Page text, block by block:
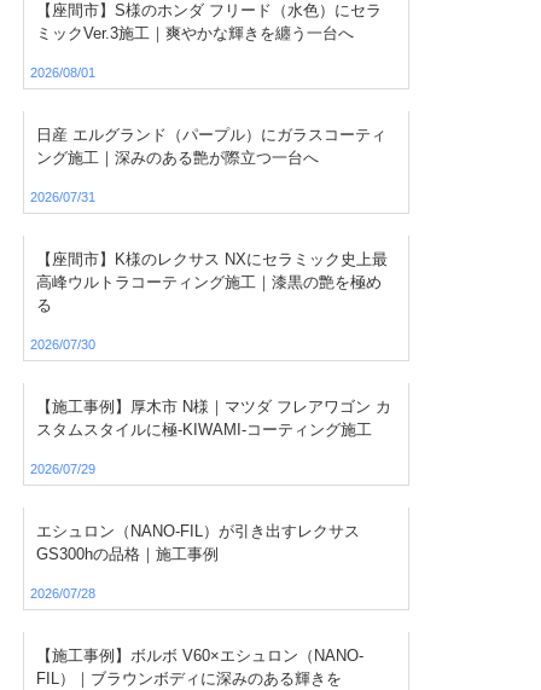
【座間市】S様のホンダ フリード（水色）にセラ
ミックVer.3施工｜爽やかな輝きを纏う一台へ
2026/08/01
日産 エルグランド（パープル）にガラスコーティ
ング施工｜深みのある艶が際立つ一台へ
2026/07/31
【座間市】K様のレクサス NXにセラミック史上最
高峰ウルトラコーティング施工｜漆黒の艶を極め
る
2026/07/30
【施工事例】厚木市 N様｜マツダ フレアワゴン カ
スタムスタイルに極-KIWAMI-コーティング施工
2026/07/29
エシュロン（NANO-FIL）が引き出すレクサス
GS300hの品格｜施工事例
2026/07/28
【施工事例】ボルボ V60×エシュロン（NANO-
FIL）｜ブラウンボディに深みのある輝きを